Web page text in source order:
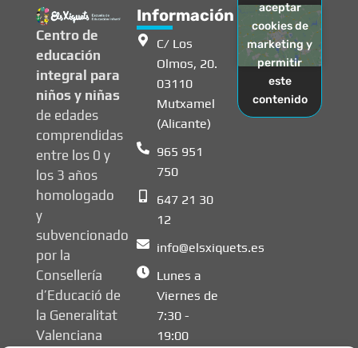
Centro de
educación
integral para
niños y niñas
de edades
comprendidas
entre los 0 y
los 3 años
homologado
y
subvencionado
por la
Consellería
d’Educació de
la Generalitat
Valenciana
Información
C/ Los
Olmos, 20.
03110
Mutxamel
(Alicante)
965 951
750
647 21 30
12
info@elsxiquets.es
Lunes a
Viernes de
7:30 -
19:00
aceptar
cookies de
marketing y
permitir
este
contenido